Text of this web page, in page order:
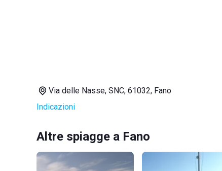
Via delle Nasse, SNC, 61032, Fano
Indicazioni
Altre spiagge a Fano